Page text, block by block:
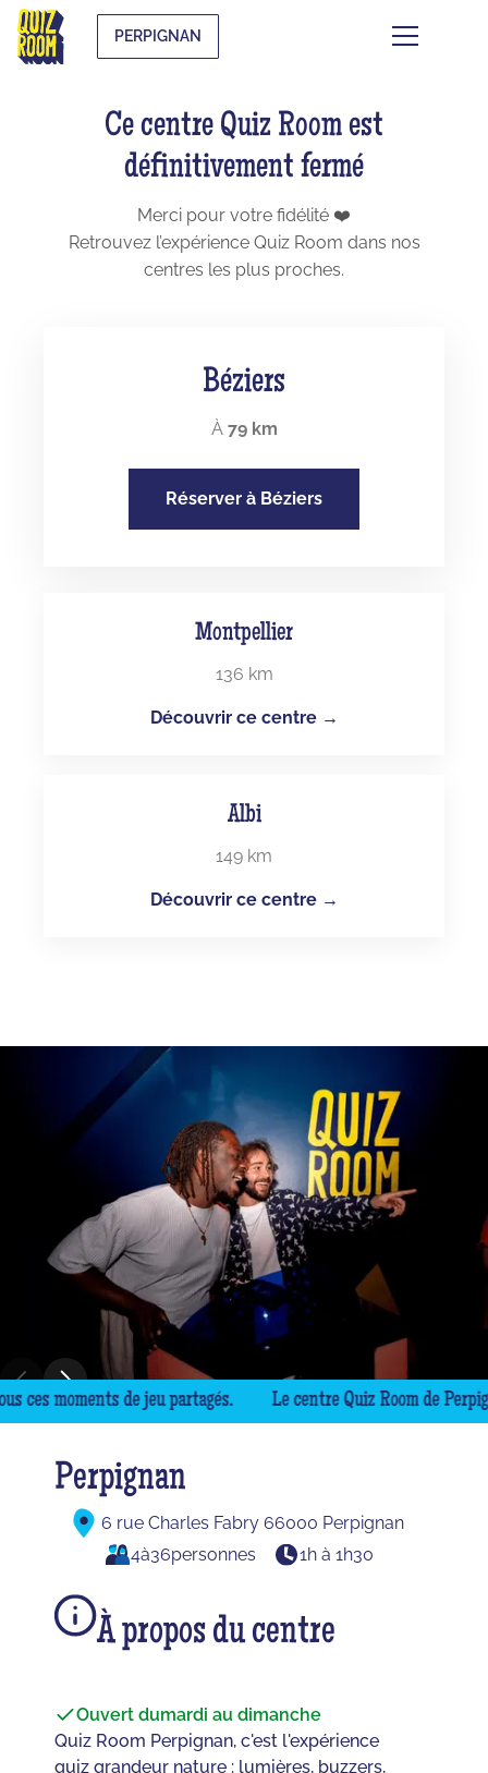
PERPIGNAN
Ce centre Quiz Room est
définitivement fermé
Merci pour votre fidélité ❤️
Retrouvez l’expérience Quiz Room dans nos
centres les plus proches.
Béziers
À 79 km
Réserver à Béziers
Montpellier
136 km
Découvrir ce centre →
Albi
149 km
Découvrir ce centre →
de jeu partagés. Le centre Quiz Room de Perpignan
Perpignan
6 rue Charles Fabry 66000 Perpignan
4à36personnes 1h à 1h30
À propos du centre
Ouvert dumardi au dimanche
Quiz Room Perpignan, c'est l'expérience
quiz grandeur nature : lumières, buzzers,